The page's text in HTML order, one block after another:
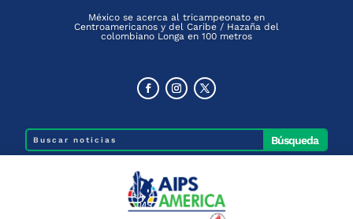
México se acerca al tricampeonato en
Centroamericanos y del Caribe / Hazaña del
colombiano Longa en 100 metros